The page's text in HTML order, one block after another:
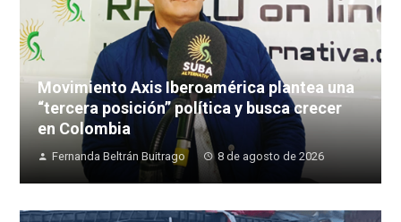
Movimiento Axis Iberoamérica plantea una
“tercera posición” política y busca crecer
en Colombia
Fernanda Beltrán Buitrago 8 de agosto de 2026